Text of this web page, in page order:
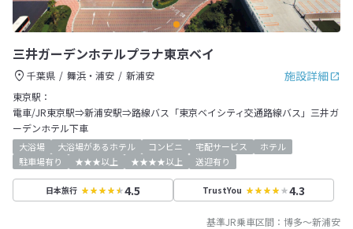
三井ガーデンホテルプラナ東京ベイ
施設詳細
千葉県 舞浜・浦安
新浦安
東京駅：
電車/JR東京駅⇒新浦安駅⇒路線バス「東京ベイシティ交通路線バス」三井ガ
ーデンホテル下車
大浴場 大浴場があるホテル コンビニ 宅配サービス
ホテル
駐車場有り
★★★以上 ★★★★以上 送迎有り
日本旅行 4.5 TrustYou 4.3
基準JR乗車区間： 博多～新浦安